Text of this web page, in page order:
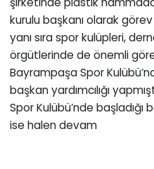
kurulu başkanı olarak
yanı sıra spor kulüpleri,
örgütlerinde de önemli
Bayrampaşa Spor
başkan yardımcılığı
Spor Kulübü’nde başladığı
ise halen devam